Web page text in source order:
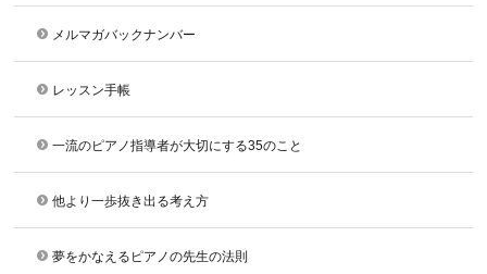
メルマガバックナンバー
レッスン手帳
一流のピアノ指導者が大切にする35のこと
他より一歩抜き出る考え方
夢をかなえるピアノの先生の法則